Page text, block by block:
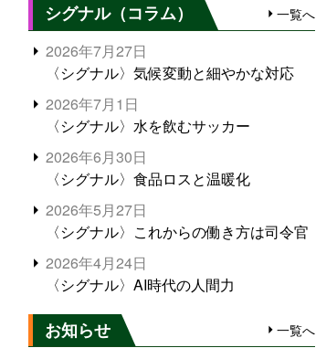
シグナル（コラム） 一覧へ
2026年7月27日
〈シグナル〉気候変動と細やかな対応
2026年7月1日
〈シグナル〉水を飲むサッカー
2026年6月30日
〈シグナル〉食品ロスと温暖化
2026年5月27日
〈シグナル〉これからの働き方は司令官
2026年4月24日
〈シグナル〉AI時代の人間力
お知らせ 一覧へ